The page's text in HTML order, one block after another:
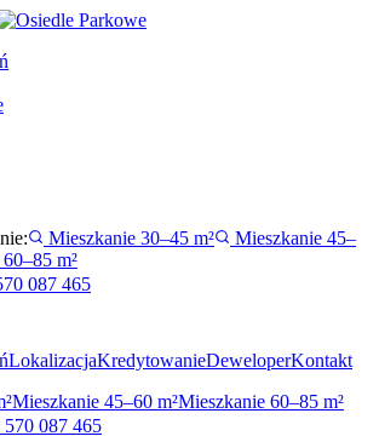
Mieszkanie 30–45 m²
Mieszkanie 45–
m²
087 465
LokalizacjaKredytowanieDeweloperKontakt
Mieszkanie 45–60 m²Mieszkanie 60–85 m²
570 087 465